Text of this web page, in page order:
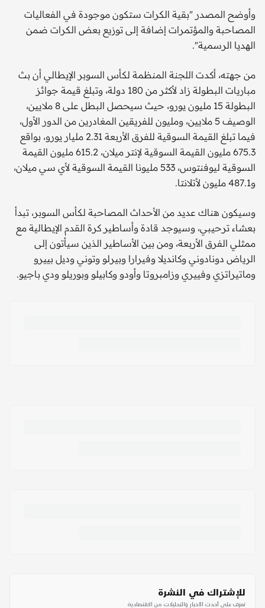
وأوضح المصدر "بقية الكرات ستكون موجودة في الفعاليات
المصاحبة والمؤتمرات إضافة إلى توزيع بعض الكرات ضمن
الهديا الرسمية".
من جهته، أكدت اللجنة المنظمة لكأس السوبر الإيطالي أن بث
مباريات البطولة زاد لأكثر من 180 دولة، وتبلغ قيمة جوائز
البطولة 15 مليون يورو، حيث سيحصل البطل على 8 ملايين،
الوصيف 5 ملايين، ومليون للفريقين المغادرين من الدور الأول،
فيما تبلغ القيمة السوقية للفرق الأربعة 2.31 مليار يورو، بواقع
675.3 مليون القيمة السوقية لإنتر ميلان، 615.2 مليون القيمة
السوقية ليوفنتوس، 533 مليونا القيمة السوقية لأي سي ميلان،
و487.1 مليون لأتلانتا.
وسيكون هناك عديد من الأحداث المصاحبة لكأس السوبر، تبدأ
بعشاء ترحيبي، وسيوجد قادة وأساطير كرة القدم الإيطالية مع
ممثلي الفرق الأربعة، ومن بين الأساطير الذين سيأتون إلى
الرياض دونادوني وكانديلا وفيرارا وبيرلو وتوني وديل بييرو
وماتيراتزي وفييري وزامبروتا وأودو وكابيلو وبوريلو ودي باجيو.
للإشتراك في النشرة
تعرف على أحدث الأخبار والتحليلات من الاقتصادية